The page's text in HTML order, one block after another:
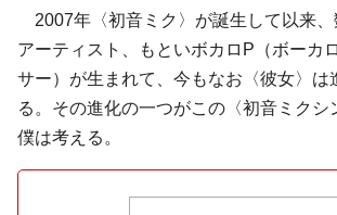
2007年〈初音ミク〉が誕生して以来、
アーティスト、もといボカロP（ボーカ
サー）が生まれて、今もなお〈彼女〉は
る。その進化の一つがこの〈初音ミクシ
僕は考える。